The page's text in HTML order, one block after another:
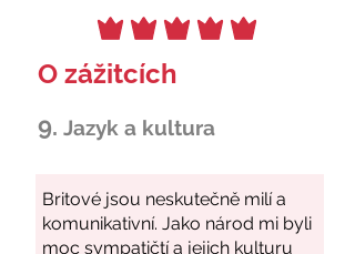
O zážitcích
9. Jazyk a kultura